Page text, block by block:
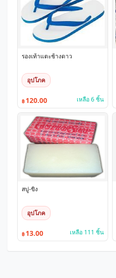
รองเท้าแตะช้างดาว
อุปโภค
฿ 120.00 เหลือ 6 ชิ้น
สบู่-ขิง
อุปโภค
฿ 13.00 เหลือ 111 ชิ้น